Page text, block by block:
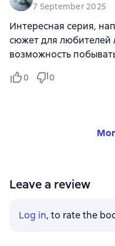
7 September 2025
Интересная серия,
сюжет для любителей
возможность
0 0
Leave a review
Log in, to rate the